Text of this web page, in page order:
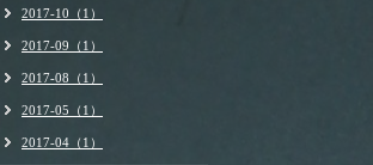
2017-10（1）
2017-09（1）
2017-08（1）
2017-05（1）
2017-04（1）